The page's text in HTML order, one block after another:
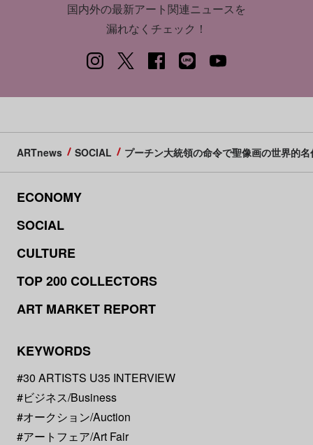
国内外の最新アート関連ニュースを
漏れなくチェック！
ARTnews SOCIAL プーチン大統領の命令で聖像画の世界的
ECONOMY
SOCIAL
CULTURE
TOP 200 COLLECTORS
ART MARKET REPORT
KEYWORDS
#30 ARTISTS U35 INTERVIEW
#ビジネス/Business
#オークション/Auction
#アートフェア/Art Fair